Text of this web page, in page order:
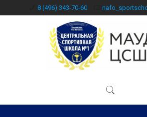
8 (496) 343-70-60